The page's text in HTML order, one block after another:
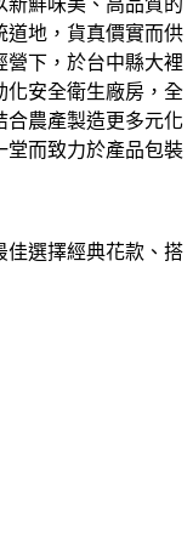
道地，貨真價實而供
營下，於台中縣大裡
化安全衛生廠房，全
合農產製造更多元化
堂而致力於產品包裝
佳選擇經典花款、搭